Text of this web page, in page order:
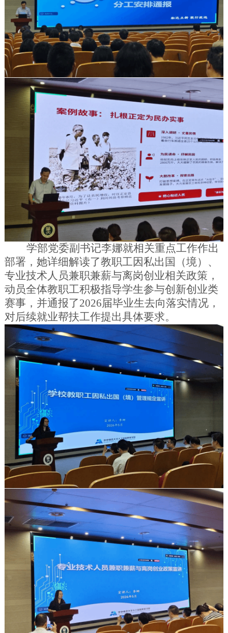
学部党委副书记李娜就相关重点工作作出
部署，她详细解读了教职工因私出国（境）、
专业技术人员兼职兼薪与离岗创业相关政策，
动员全体教职工积极指导学生参与创新创业类
赛事，并通报了2026届毕业生去向落实情况，
对后续就业帮扶工作提出具体要求。